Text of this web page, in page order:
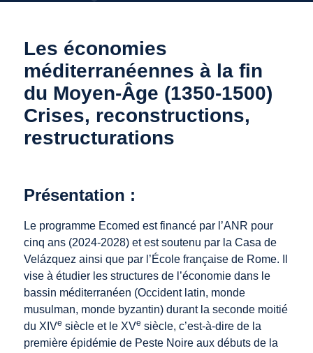
Les économies
méditerranéennes à la fin
du Moyen-Âge (1350-1500)
Crises, reconstructions,
restructurations
Présentation :
Le programme Ecomed est financé par l’ANR pour
cinq ans (2024-2028) et est soutenu par la Casa de
Velázquez ainsi que par l’École française de Rome. Il
vise à étudier les structures de l’économie dans le
bassin méditerranéen (Occident latin, monde
musulman, monde byzantin) durant la seconde moitié
du XIVe siècle et le XVe siècle, c’est-à-dire de la
première épidémie de Peste Noire aux débuts de la